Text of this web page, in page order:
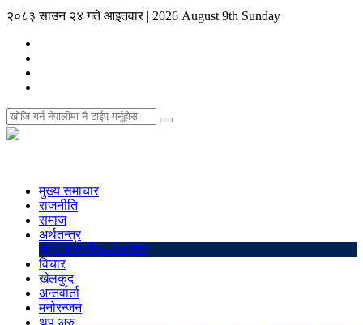
२०८३ साउन २४ गते आइतवार | 2026 August 9th Sunday
मुख्य समाचार
राजनीति
समाज
अर्थतन्त्र
शेयर बजारबैंक–वित्तअटो
विचार
खेलकुद
अन्तर्वार्ता
मनोरन्जन
थप अरु